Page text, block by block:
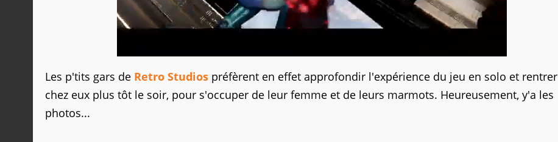
Les p'tits gars de Retro Studios préfèrent en effet approfondir l'expérience du jeu en solo et rentrer
chez eux plus tôt le soir, pour s'occuper de leur femme et de leurs marmots. Heureusement, y'a les
photos...